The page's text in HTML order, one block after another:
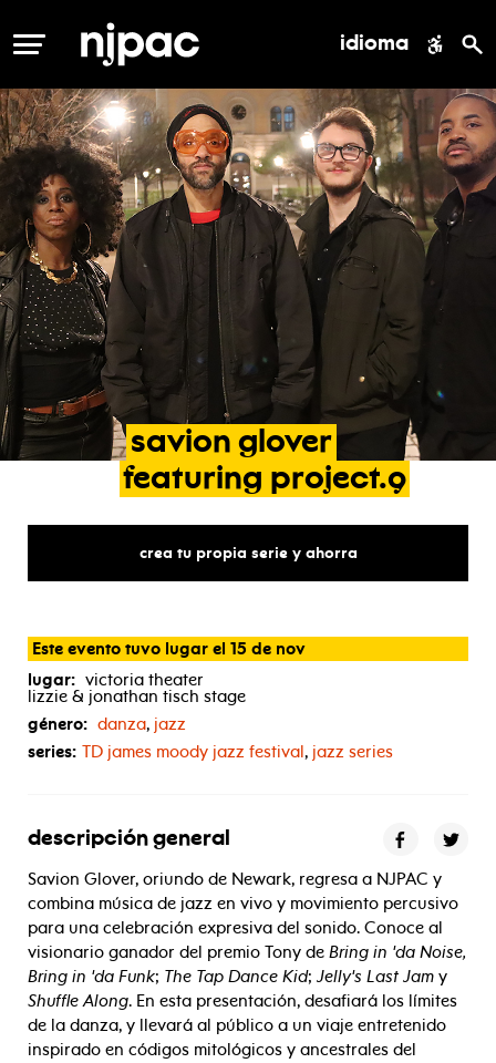
MENÚ idioma
savion glover
featuring project.9
crea tu propia serie y ahorra
Este evento tuvo lugar el 15 de nov
lugar: victoria theater
lizzie & jonathan tisch stage
género: danza, jazz
series: TD james moody jazz festival , jazz series
descripción general
Savion Glover, oriundo de Newark, regresa a NJPAC y
combina música de jazz en vivo y movimiento percusivo
para una celebración expresiva del sonido. Conoce al
visionario ganador del premio Tony de Bring in 'da Noise,
Bring in 'da Funk; The Tap Dance Kid; Jelly's Last Jam y
Shuffle Along. En esta presentación, desafiará los límites
de la danza, y llevará al público a un viaje entretenido
inspirado en códigos mitológicos y ancestrales del